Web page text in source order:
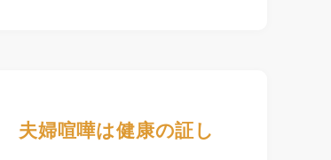
夫婦喧嘩は健康の証し